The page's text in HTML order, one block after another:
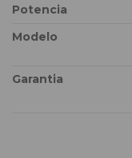
Potencia
Modelo
Garantia